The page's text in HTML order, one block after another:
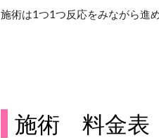
施術は1つ1つ反応をみながら進
施術 料金表